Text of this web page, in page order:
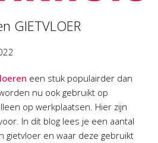
GIETVLOER
een stuk populairder dan
nu ook gebruikt op
op werkplaatsen. Hier zijn
In dit blog lees je een aantal
gietvloer en waar deze gebruikt